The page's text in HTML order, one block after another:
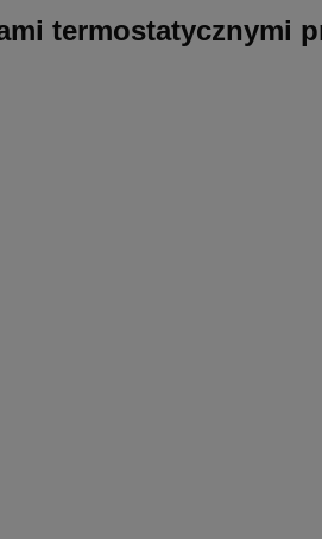
termostatycznymi